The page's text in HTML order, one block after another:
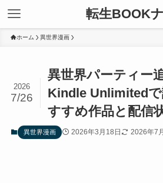
転生BOOK
ホーム 異世界漫画
異世界パーティー
Kindle Unlimited
すすめ作品と配信
2026
7/26
異世界漫画 2026年3月18日 2026年7